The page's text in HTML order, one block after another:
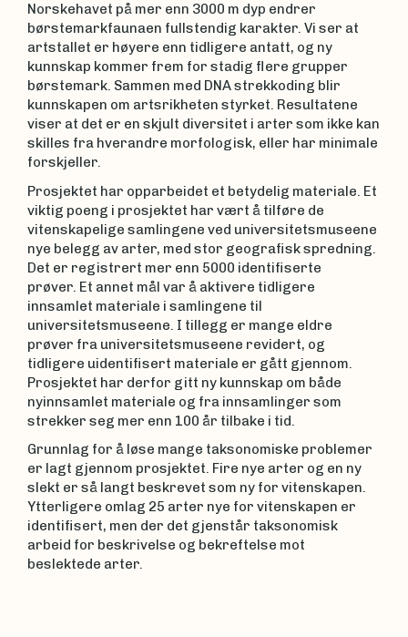
Norskehavet på mer enn 3000 m dyp endrer
børstemarkfaunaen fullstendig karakter. Vi ser at
artstallet er høyere enn tidligere antatt, og ny
kunnskap kommer frem for stadig flere grupper
børstemark. Sammen med DNA strekkoding blir
kunnskapen om artsrikheten styrket. Resultatene
viser at det er en skjult diversitet i arter som ikke kan
skilles fra hverandre morfologisk, eller har minimale
forskjeller.
Prosjektet har opparbeidet et betydelig materiale. Et
viktig poeng i prosjektet har vært å tilføre de
vitenskapelige samlingene ved universitetsmuseene
nye belegg av arter, med stor geografisk spredning.
Det er registrert mer enn 5000 identifiserte
prøver. Et annet mål var å aktivere tidligere
innsamlet materiale i samlingene til
universitetsmuseene. I tillegg er mange eldre
prøver fra universitetsmuseene revidert, og
tidligere uidentifisert materiale er gått gjennom.
Prosjektet har derfor gitt ny kunnskap om både
nyinnsamlet materiale og fra innsamlinger som
strekker seg mer enn 100 år tilbake i tid.
Grunnlag for å løse mange taksonomiske problemer
er lagt gjennom prosjektet. Fire nye arter og en ny
slekt er så langt beskrevet som ny for vitenskapen.
Ytterligere omlag 25 arter nye for vitenskapen er
identifisert, men der det gjenstår taksonomisk
arbeid for beskrivelse og bekreftelse mot
beslektede arter.